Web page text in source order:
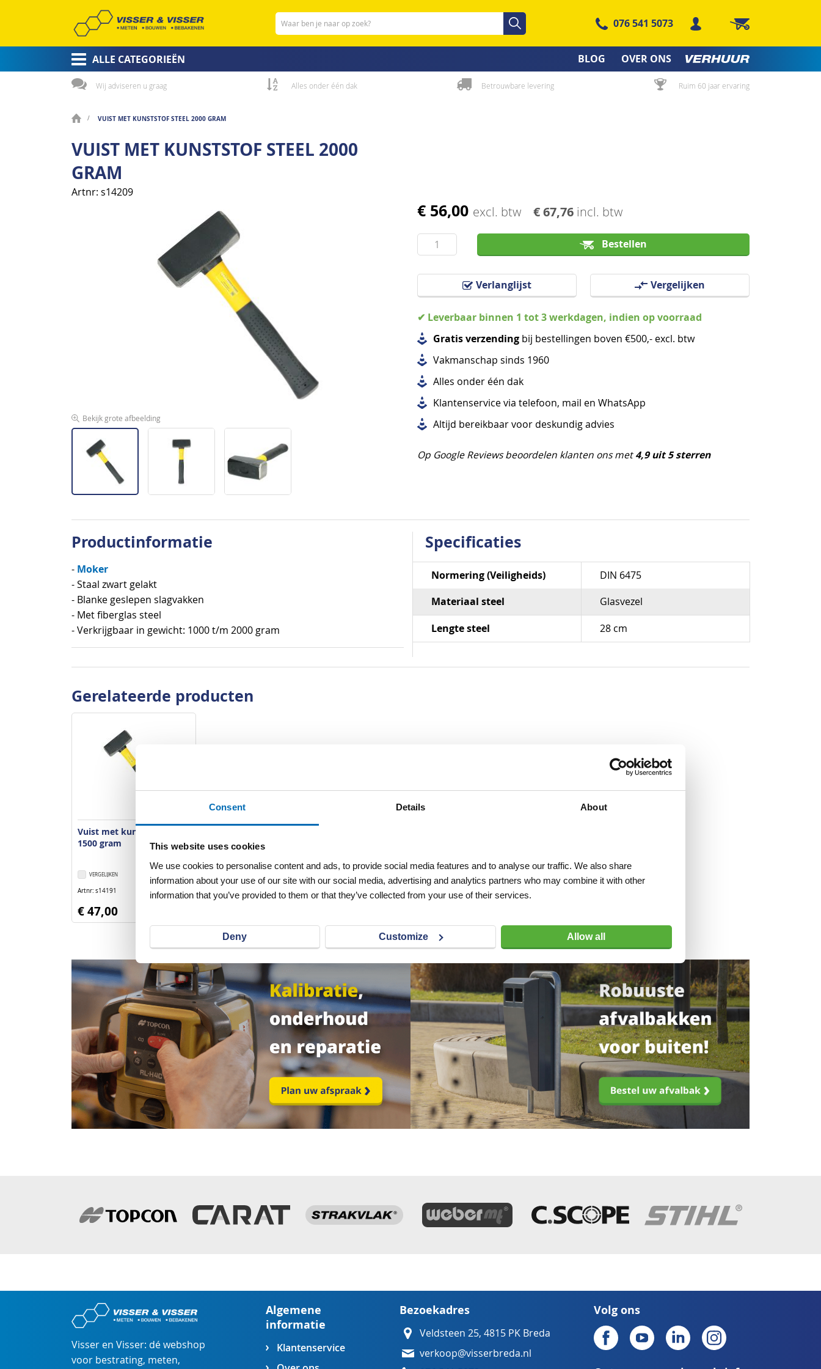
Consent Details About
This website uses cookies
We use cookies to personalise content and ads, to provide social media features and to analyse our traffic. We also share
information about your use of our site with our social media, advertising and analytics partners who may combine it with other
information that you’ve provided to them or that they’ve collected from your use of their services.
Deny Customize Allow all
Zoeken Zoeken
076 541 5073 Winkelwagen
ALLE CATEGORIEËN BLOG OVER ONS
Wij adviseren u graag Alles onder één dak Betrouwbare levering Ruim 60 jaar ervaring
VUIST MET KUNSTSTOF STEEL 2000 GRAM
VUIST MET KUNSTSTOF STEEL 2000
GRAM
Artnr s14209
€ 56,00 excl. btw € 67,76 incl. btw
Bestellen
Verlanglijst Vergelijken
✔ Leverbaar binnen 1 tot 3 werkdagen, indien op voorraad
Gratis verzending bij bestellingen boven €500,- excl. btw
Vakmanschap sinds 1960
Alles onder één dak
Klantenservice via telefoon, mail en WhatsApp
Altijd bereikbaar voor deskundig advies
Op Google Reviews beoordelen klanten ons met4,9 uit 5 sterren
Bekijk grote afbeelding
het
van
de
afbeeldingen-
gallerij
Productinformatie
- Moker
- Staal zwart gelakt
- Blanke geslepen slagvakken
- Met fiberglas steel
- Verkrijgbaar in gewicht: 1000 t/m 2000 gram
Specificaties
Specificaties
Normering (Veiligheids) DIN 6475
Materiaal steel Glasvezel
Lengte steel 28 cm
Gerelateerde producten
Vuist met kunststof steel
1500 gram
VERGELIJKEN
Artnr s14191
€ 47,00
Visser en Visser: dé webshop
voor bestrating, meten,
Algemene
informatie
Klantenservice
Bezoekadres
Veldsteen 25, 4815 PK Breda
verkoop@visserbreda.nl
Volg ons